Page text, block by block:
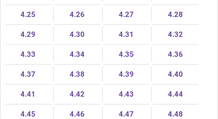
4.25 4.26 4.27 4.28
4.29 4.30 4.31 4.32
4.33 4.34 4.35 4.36
4.37 4.38 4.39 4.40
4.41 4.42 4.43 4.44
4.45 4.46 4.47 4.48